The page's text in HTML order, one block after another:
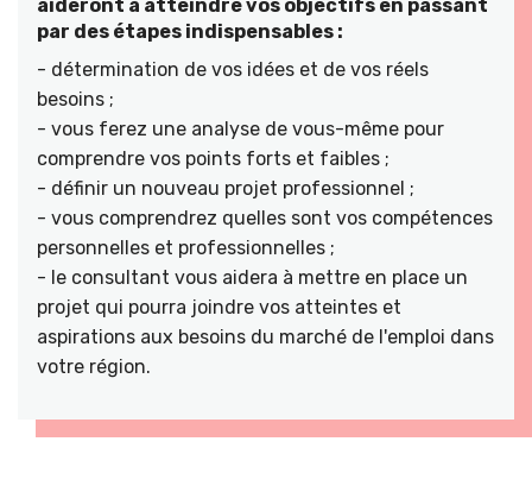
aideront à atteindre vos objectifs en passant
par des étapes indispensables :
- détermination de vos idées et de vos réels
besoins ;
- vous ferez une analyse de vous-même pour
comprendre vos points forts et faibles ;
- définir un nouveau projet professionnel ;
- vous comprendrez quelles sont vos compétences
personnelles et professionnelles ;
- le consultant vous aidera à mettre en place un
projet qui pourra joindre vos atteintes et
aspirations aux besoins du marché de l'emploi dans
votre région.